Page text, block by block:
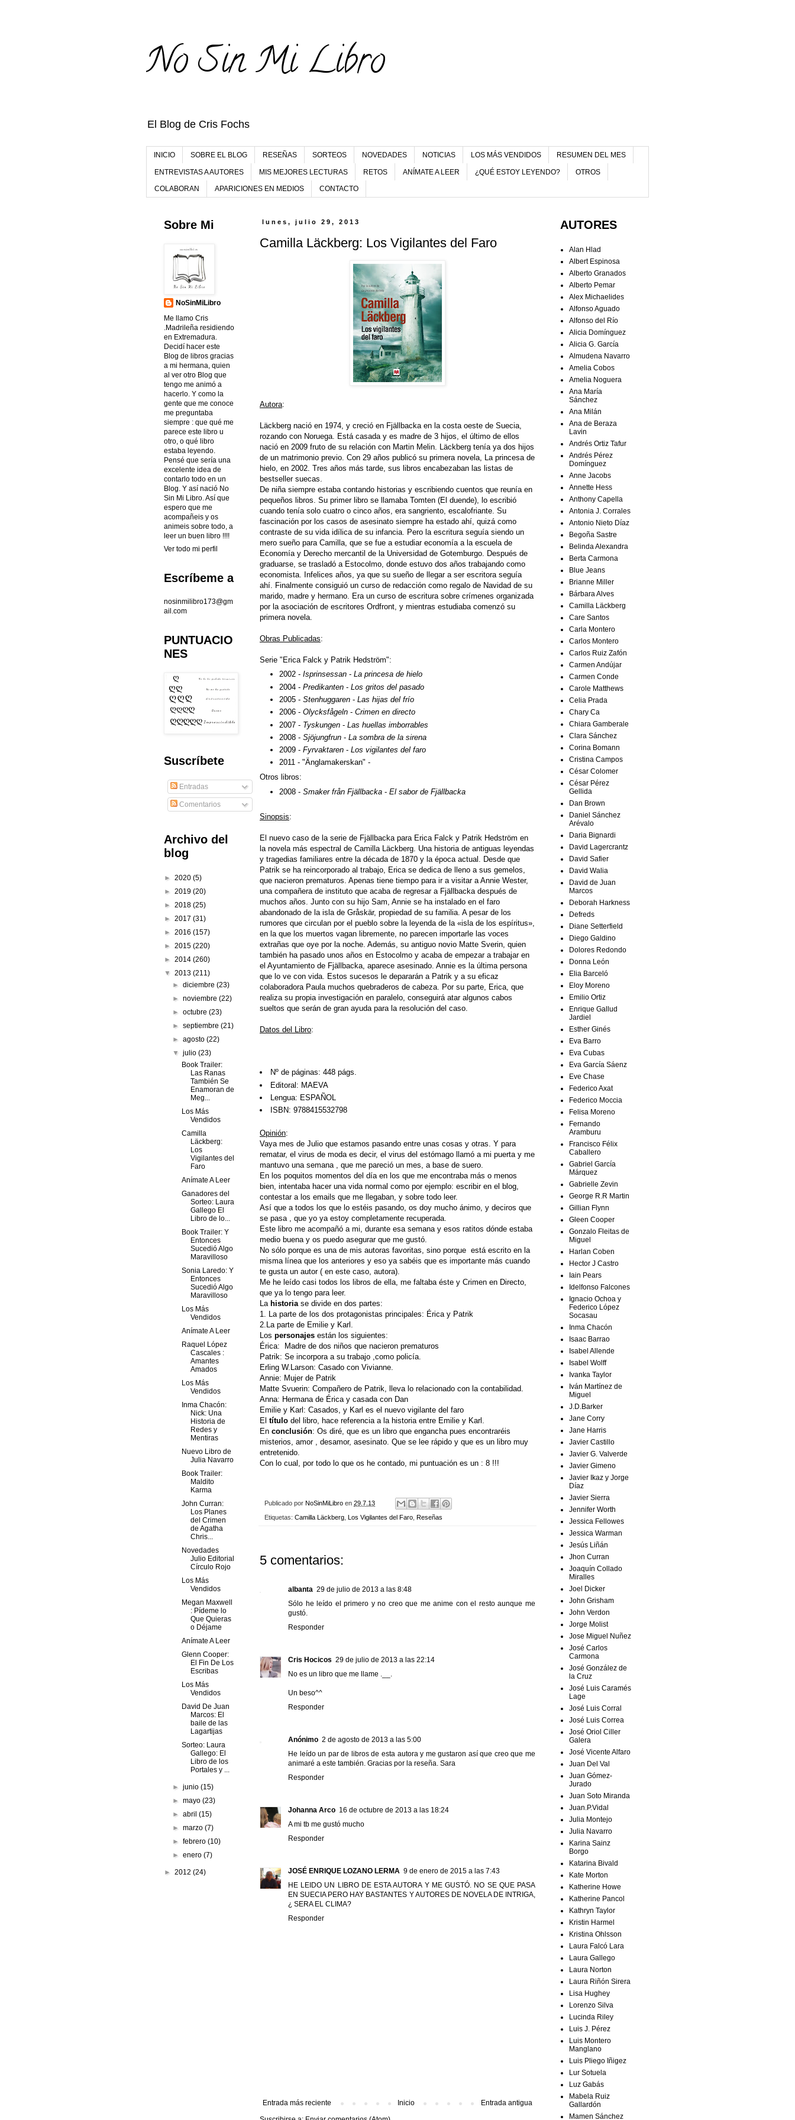
No Sin Mi Libro
El Blog de Cris Fochs
INICIO SOBRE EL BLOG RESEÑAS SORTEOS NOVEDADES NOTICIAS LOS MÁS VENDIDOS RESUMEN DEL MES
ENTREVISTAS A AUTORES MIS MEJORES LECTURAS RETOS ANÍMATE A LEER ¿QUÉ ESTOY LEYENDO? OTROS
COLABORAN APARICIONES EN MEDIOS CONTACTO
lunes, julio 29, 2013
Camilla Läckberg: Los Vigilantes del Faro
Autora:
Läckberg nació en 1974, y creció en Fjällbacka en la costa oeste de Suecia,
rozando con Noruega. Está casada y es madre de 3 hijos, el último de ellos
nació en 2009 fruto de su relación con Martin Melin. Läckberg tenía ya dos hijos
de un matrimonio previo. Con 29 años publicó su primera novela, La princesa de
hielo, en 2002. Tres años más tarde, sus libros encabezaban las listas de
bestseller suecas.
De niña siempre estaba contando historias y escribiendo cuentos que reunía en
pequeños libros. Su primerlibro se llamaba Tomten (El duende), lo escribió
cuando tenía solo cuatro o cinco años, era sangriento, escalofriante. Su
fascinación por los casos de asesinato siempre ha estado ahí, quizá como
contraste de su vida idílica de su infancia. Pero la escritura seguía siendo un
mero sueño para Camilla, que se fue a estudiar economía a la escuela de
Economía y Derecho mercantil de la Universidad de Gotemburgo. Después de
graduarse, se trasladó a Estocolmo, donde estuvo dos años trabajando como
economista. Infelices años, ya que su sueño de llegar a ser escritora seguía
ahí. Finalmente consiguió un curso de redacción como regalo de Navidad de su
marido, madre y hermano. Era un curso de escritura sobre crímenes organizada
por la asociación de escritores Ordfront, y mientras estudiaba comenzó su
primera novela.
Obras Publicadas:
Serie "Erica Falck y Patrik Hedström":
2002 - Isprinsessan - La princesa de hielo
2004 - Predikanten - Los gritos del pasado
2005 - Stenhuggaren - Las hijas del frío
2006 - Olycksfågeln - Crimen en directo
2007 - Tyskungen - Las huellas imborrables
2008 - Sjöjungfrun - La sombra de la sirena
2009 - Fyrvaktaren - Los vigilantes del faro
2011 - "Änglamakerskan" -
Otros libros:
2008 - Smaker från Fjällbacka - El sabor de Fjällbacka
Sinopsis:
El nuevo caso de la serie de Fjällbacka para Erica Falck y Patrik Hedström en
la novela más espectral de Camilla Läckberg. Una historiade antiguas leyendas
y tragedias familiares entre la década de 1870 y la época actual. Desde que
Patrik se ha reincorporado al trabajo, Erica se dedica de lleno a sus gemelos,
que nacieron prematuros. Apenas tiene tiempo para ir a visitar a Annie Wester,
una compañera de instituto que acaba de regresar a Fjällbacka después de
muchos años. Junto con su hijo Sam, Annie se ha instalado en el faro
abandonado de la isla de Gråskär, propiedad de su familia. A pesar de los
rumores que circulan por el pueblo sobre la leyenda de la «isla de los espíritus»,
en la que los muertos vagan libremente, no parecen importarle las voces
extrañas que oye por la noche. Además, su antiguo novio Matte Sverin, quien
también ha pasado unos años en Estocolmo y acaba de empezar a trabajar en
el Ayuntamiento de Fjällbacka, aparece asesinado. Annie es la última persona
que lo ve con vida. Estos sucesos le depararán a Patrik y a su eficaz
colaboradora Paula muchos quebraderos de cabeza. Por su parte, Erica, que
realiza su propia investigación en paralelo, conseguirá atar algunos cabos
sueltos que serán de gran ayuda para la resolución del caso.
Datos del Libro:
Nº de páginas: 448 págs.
Editoral: MAEVA
Lengua: ESPAÑOL
ISBN: 9788415532798
Opinión:
Vaya mes de Julio que estamos pasando entre unas cosas y otras. Y para
rematar, el virus de moda es decir, el virus del estómago llamó a mi puerta y me
mantuvo una semana , que me pareció un mes, a base de suero.
En los poquitos momentos del día en los que me encontraba más o menos
bien, intentaba hacer una vida normal como por ejemplo: escribir en el blog,
contestar a los emails que me llegaban, y sobre todo leer.
Así que a todos los que lo estéis pasando, os doy mucho ánimo, y deciros que
se pasa , que yo ya estoy completamente recuperada.
Este libro me acompañó a mi, durante esa semana y esos ratitos dónde estaba
medio buena y os puedo asegurar que me gustó.
No sólo porque es una de mis autoras favoritas, sino porque está escrito en la
misma línea que los anteriores y eso ya sabéis que es importante más cuando
te gusta un autor ( en este caso, autora).
Me he leído casi todos los libros de ella, me faltaba éste y Crimen en Directo,
que ya lo tengo para leer.
Lahistoriase divide en dos partes:
1. La parte de los dos protagonistas principales: Érica y Patrik
2.La parte de Emilie y Karl.
Los personajes están los siguientes:
Érica: Madre de dos niños que nacieron prematuros
Patrik: Se incorpora a su trabajo ,como policía.
Erling W.Larson: Casado con Vivianne.
Annie: Mujer de Patrik
Matte Svuerin: Compañero de Patrik, lleva lo relacionado con la contabilidad.
Anna: Hermana de Érica y casada con Dan
Emilie y Karl: Casados, y Karl es el nuevo vigilante del faro
El título del libro, hace referencia a la historia entre Emilie y Karl.
En conclusión: Os diré, que es un libro que engancha pues encontraréis
misterios, amor , desamor, asesinato. Que se lee rápido y que es un libro muy
entretenido.
Con lo cual, por todo lo que os he contado, mi puntuación es un : 8 !!!
Publicado por NoSinMiLibro en 29.7.13
Etiquetas: Camilla Läckberg Los Vigilantes del Faro Reseñas
5 comentarios:
albanta 29 de julio de 2013 a las 8:48
Sólo he leído el primero y no creo que me anime con el resto aunque me
gustó.
Responder
Cris Hocicos 29 de julio de 2013 a las 22:14
No es un libro que me llame .__.
Un beso^^
Responder
Anónimo 2 de agosto de 2013 a las 5:00
He leído un par de libros de esta autora y me gustaron así que creo que me
animaré a este también. Gracias por la reseña. Sara
Responder
Johanna Arco 16 de octubre de 2013 a las 18:24
A mi tb me gustó mucho
Responder
JOSÉ ENRIQUE LOZANO LERMA 9 de enero de 2015 a las 7:43
HE LEIDO UN LIBRO DE ESTA AUTORA Y ME GUSTÓ. NO SE QUE PASA
EN SUECIA PERO HAY BASTANTES Y AUTORES DE NOVELA DE INTRIGA,
¿ SERA EL CLIMA?
Responder
Entrada más reciente Entrada antigua
Inicio
Sobre Mi
NoSinMiLibro
Me llamo Cris
.Madrileña residiendo
en Extremadura.
Decidí hacer este
Blog de libros gracias
a mi hermana, quien
al ver otro Blog que
tengo me animó a
hacerlo. Y como la
gente que me conoce
me preguntaba
siempre : que qué me
parece este libro u
otro, o qué libro
estaba leyendo.
Pensé que sería una
excelente idea de
contarlo todo en un
Blog. Y así nació No
Sin Mi Libro. Así que
espero que me
acompañeis y os
animeis sobre todo, a
leer un buen libro !!!!
Ver todo mi perfil
Escríbeme a
nosinmilibro173@gm
ail.com
PUNTUACIO
NES
Suscríbete
Entradas
Comentarios
Archivo del
blog
► 2020 (5)
► 2019 (20)
► 2018 (25)
► 2017 (31)
► 2016 (157)
► 2015 (220)
► 2014 (260)
▼ 2013 (211)
►diciembre(23)
►noviembre(22)
►octubre(23)
►septiembre(21)
►agosto(22)
▼julio(23)
Book Trailer:
Las Ranas
También Se
Enamoran de
Meg...
Los Más
Vendidos
Camilla
Läckberg:
Los
Vigilantes del
Faro
Anímate A Leer
Ganadores del
Sorteo: Laura
Gallego El
Libro de lo...
Book Trailer: Y
Entonces
Sucedió Algo
Maravilloso
Sonia Laredo: Y
Entonces
Sucedió Algo
Maravilloso
Los Más
Vendidos
Anímate A Leer
Raquel López
Cascales :
Amantes
Amados
Los Más
Vendidos
Inma Chacón:
Nick: Una
Historia de
Redes y
Mentiras
Nuevo Libro de
Julia Navarro
Book Trailer:
Maldito
Karma
John Curran:
Los Planes
del Crimen
de Agatha
Chris...
Novedades
Julio Editorial
Círculo Rojo
Los Más
Vendidos
Megan Maxwell
: Pídeme lo
Que Quieras
o Déjame
Anímate A Leer
Glenn Cooper:
El Fin De Los
Escribas
Los Más
Vendidos
David De Juan
Marcos: El
baile de las
Lagartijas
Sorteo: Laura
Gallego: El
Libro de los
Portales y ...
►junio(15)
►mayo(23)
►abril(15)
►marzo(7)
►febrero(10)
►enero(7)
► 2012 (24)
AUTORES
Alan Hlad
Albert Espinosa
Alberto Granados
Alberto Pemar
Alex Michaelides
Alfonso Aguado
Alfonso del Río
Alicia Domínguez
Alicia G. García
Almudena Navarro
Amelia Cobos
Amelia Noguera
Ana María
Sánchez
Ana Milán
Ana de Beraza
Lavin
Andrés Ortiz Tafur
Andrés Pérez
Domínguez
Anne Jacobs
Annette Hess
Anthony Capella
Antonia J. Corrales
Antonio Nieto Díaz
Begoña Sastre
Belinda Alexandra
Berta Carmona
Blue Jeans
Brianne Miller
Bárbara Alves
Camilla Läckberg
Care Santos
Carla Montero
Carlos Montero
Carlos Ruiz Zafón
Carmen Andújar
Carmen Conde
Carole Matthews
Celia Prada
Chary Ca
Chiara Gamberale
Clara Sánchez
Corina Bomann
Cristina Campos
César Colomer
César Pérez
Gellida
Dan Brown
Daniel Sánchez
Arévalo
Daria Bignardi
David Lagercrantz
David Safier
David Walia
David de Juan
Marcos
Deborah Harkness
Defreds
Diane Setterfield
Diego Galdino
Dolores Redondo
Donna León
Elia Barceló
Eloy Moreno
Emilio Ortiz
Enrique Gallud
Jardiel
Esther Ginés
Eva Barro
Eva Cubas
Eva García Sáenz
Eve Chase
Federico Axat
Federico Moccia
Felisa Moreno
Fernando
Aramburu
Francisco Félix
Caballero
Gabriel García
Márquez
Gabrielle Zevin
George R.R Martin
Gillian Flynn
Gleen Cooper
Gonzalo Fleitas de
Miguel
Harlan Coben
Hector J Castro
Iain Pears
Idelfonso Falcones
Ignacio Ochoa y
Federico López
Socasau
Inma Chacón
Isaac Barrao
Isabel Allende
Isabel Wolff
Ivanka Taylor
Iván Martínez de
Miguel
J.D.Barker
Jane Corry
Jane Harris
Javier Castillo
Javier G. Valverde
Javier Gimeno
Javier Ikaz y Jorge
Díaz
Javier Sierra
Jennifer Worth
Jessica Fellowes
Jessica Warman
Jesús Liñán
Jhon Curran
Joaquín Collado
Miralles
Joel Dicker
John Grisham
John Verdon
Jorge Molist
Jose Miguel Nuñez
José Carlos
Carmona
José González de
la Cruz
José Luis Caramés
Lage
José Luis Corral
José Luis Correa
José Oriol Ciller
Galera
José Vicente Alfaro
Juan Del Val
Juan Gómez-
Jurado
Juan Soto Miranda
Juan.P.Vidal
Julia Montejo
Julia Navarro
Karina Sainz
Borgo
Katarina Bivald
Kate Morton
Katherine Howe
Katherine Pancol
Kathryn Taylor
Kristin Harmel
Kristina Ohlsson
Laura Falcó Lara
Laura Gallego
Laura Norton
Laura Riñón Sirera
Lisa Hughey
Lorenzo Silva
Lucinda Riley
Luis J. Pérez
Luis Montero
Manglano
Luis Pliego Iñigez
Lur Sotuela
Luz Gabás
Mabela Ruiz
Gallardón
Mamen Sánchez